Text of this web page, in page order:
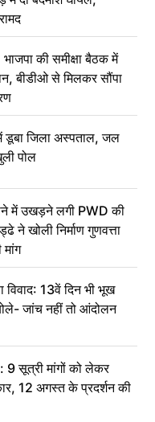
की समीक्षा बैठक में
बीडीओ से मिलकर सौंपा
डूबा जिला अस्पताल, जल
पोल
में उखड़ने लगी PWD की
खोली निर्माण गुणवत्ता
विवाद: 13वें दिन भी भूख
जांच नहीं तो आंदोलन
सूत्री मांगों को लेकर
12 अगस्त के प्रदर्शन की